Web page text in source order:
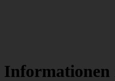
Informationen